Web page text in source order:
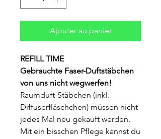
Ajouter au panier
REFILL TIME
Gebrauchte Faser-Duftstäbchen
von uns nicht wegwerfen!
Raumduft-Stäbchen (inkl.
Diffuserfläschchen) müssen nicht
jedes Mal neu gekauft werden.
Mit ein bisschen Pflege kannst du